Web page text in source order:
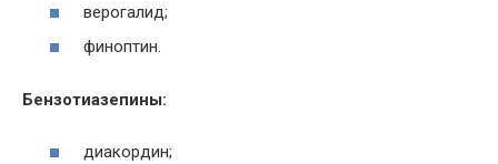
верогалид;
финоптин.
Бензотиазепины:
диакордин;